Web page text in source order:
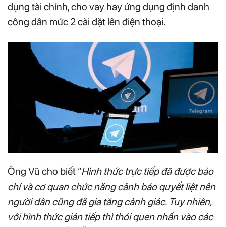
dụng tài chính, cho vay hay ứng dụng định danh
công dân mức 2 cài đặt lên điện thoại.
Ông Vũ cho biết “Hình thức trực tiếp đã được báo
chí và cơ quan chức năng cảnh báo quyết liệt nên
người dân cũng đã gia tăng cảnh giác. Tuy nhiên,
với hình thức gián tiếp thì thói quen nhấn vào các